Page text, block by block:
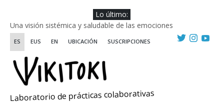
contenido
Lo último:
Una visión sistémica y saludable de las emociones
Investigando y haciendo desde-con las artes
WIKIRIKI ::: Convocatoria de residencias de investigación y
creación 2025
Escuela de Prácticas Transformadoras
ES EUS EN UBICACIÓN SUSCRIPCIONES
Laboratorio de prácticas colaborativas